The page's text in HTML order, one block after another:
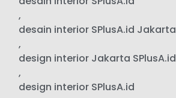
,
desain interior SPlusA.id Jakarta
,
design interior Jakarta SPlusA.id
,
design interior SPlusA.id